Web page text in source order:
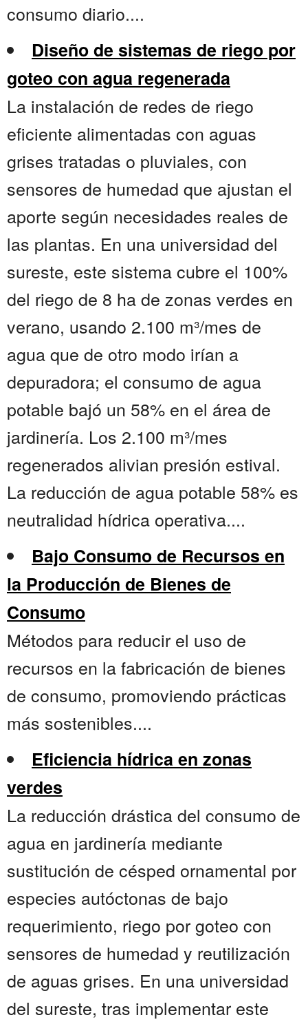
consumo diario....
Diseño de sistemas de riego por
goteo con agua regenerada
La instalación de redes de riego
eficiente alimentadas con aguas
grises tratadas o pluviales, con
sensores de humedad que ajustan el
aporte según necesidades reales de
las plantas. En una universidad del
sureste, este sistema cubre el 100%
del riego de 8 ha de zonas verdes en
verano, usando 2.100 m³/mes de
agua que de otro modo irían a
depuradora; el consumo de agua
potable bajó un 58% en el área de
jardinería. Los 2.100 m³/mes
regenerados alivian presión estival.
La reducción de agua potable 58% es
neutralidad hídrica operativa....
Bajo Consumo de Recursos en
la Producción de Bienes de
Consumo
Métodos para reducir el uso de
recursos en la fabricación de bienes
de consumo, promoviendo prácticas
más sostenibles....
Eficiencia hídrica en zonas
verdes
La reducción drástica del consumo de
agua en jardinería mediante
sustitución de césped ornamental por
especies autóctonas de bajo
requerimiento, riego por goteo con
sensores de humedad y reutilización
de aguas grises. En una universidad
del sureste, tras implementar este